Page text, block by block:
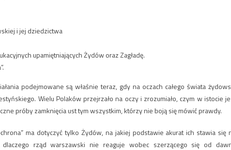
i jej dziedzictwa
upamiętniających Żydów oraz Zagładę.
podejmowane są właśnie teraz, gdy na oczach całego świata
Wielu Polaków przejrzało na oczy i zrozumiało, czym w istocie
próby zamknięcia ust tym wszystkim, którzy nie boją się mówić prawdy.
ma dotyczyć tylko Żydów, na jakiej podstawie akurat ich stawia się
rząd warszawski nie reaguje wobec szerzącego się od